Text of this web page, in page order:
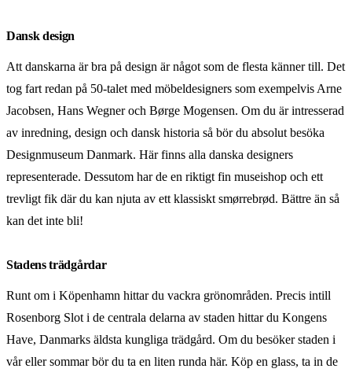
Dansk design
Att danskarna är bra på design är något som de flesta känner till. Det
tog fart redan på 50-talet med möbeldesigners som exempelvis Arne
Jacobsen, Hans Wegner och Børge Mogensen. Om du är intresserad
av inredning, design och dansk historia så bör du absolut besöka
Designmuseum Danmark. Här finns alla danska designers
representerade. Dessutom har de en riktigt fin museishop och ett
trevligt fik där du kan njuta av ett klassiskt smørrebrød. Bättre än så
kan det inte bli!
Stadens trädgårdar
Runt om i Köpenhamn hittar du vackra grönområden. Precis intill
Rosenborg Slot i de centrala delarna av staden hittar du Kongens
Have, Danmarks äldsta kungliga trädgård. Om du besöker staden i
vår eller sommar bör du ta en liten runda här. Köp en glass, ta in de